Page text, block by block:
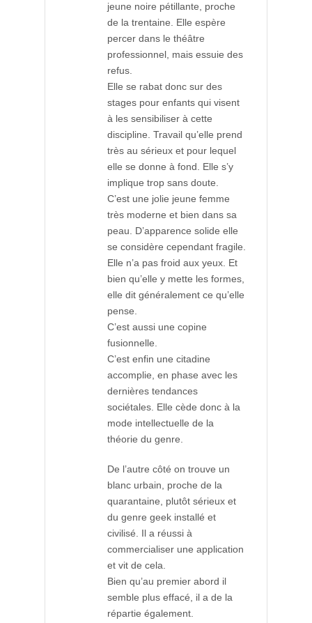
jeune noire pétillante, proche
de la trentaine. Elle espère
percer dans le théâtre
professionnel, mais essuie des
refus.
Elle se rabat donc sur des
stages pour enfants qui visent
à les sensibiliser à cette
discipline. Travail qu’elle prend
très au sérieux et pour lequel
elle se donne à fond. Elle s’y
implique trop sans doute.
C’est une jolie jeune femme
très moderne et bien dans sa
peau. D’apparence solide elle
se considère cependant fragile.
Elle n’a pas froid aux yeux. Et
bien qu’elle y mette les formes,
elle dit généralement ce qu’elle
pense.
C’est aussi une copine
fusionnelle.
C’est enfin une citadine
accomplie, en phase avec les
dernières tendances
sociétales. Elle cède donc à la
mode intellectuelle de la
théorie du genre.
De l’autre côté on trouve un
blanc urbain, proche de la
quarantaine, plutôt sérieux et
du genre geek installé et
civilisé. Il a réussi à
commercialiser une application
et vit de cela.
Bien qu’au premier abord il
semble plus effacé, il a de la
répartie également.